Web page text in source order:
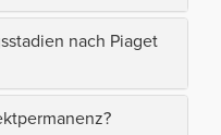
nach Piaget